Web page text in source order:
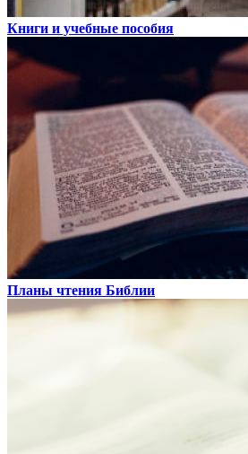
Книги и учебные пособия
Планы чтения Библии